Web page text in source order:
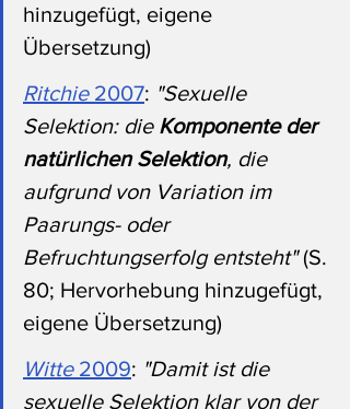
hinzugefügt, eigene
Übersetzung)
Ritchie 2007: "Sexuelle
Selektion: die Komponente der
natürlichen Selektion, die
aufgrund von Variation im
Paarungs- oder
Befruchtungserfolg entsteht" (S.
80; Hervorhebung hinzugefügt,
eigene Übersetzung)
Witte 2009: "Damit ist die
sexuelle Selektion klar von der